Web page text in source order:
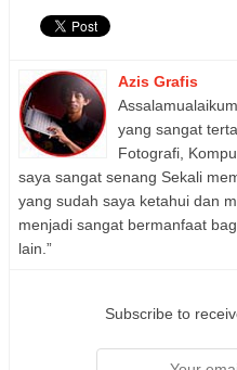
Azis Grafis
yang sangat
Fotografi,
saya sangat senang Sekali
yang sudah saya ketahui dan
menjadi sangat bermanfaat
lain.”
Subscribe to